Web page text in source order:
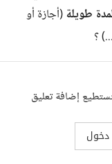
طويلة (أجازة أو
؟
إضافة تعليق
دخول